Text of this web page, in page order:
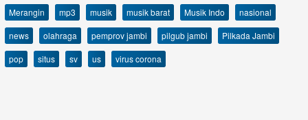
Merangin
mp3 musik musik barat Musik Indo
nasional
news
olahraga pemprov jambi pilgub jambi
Pilkada Jambi
pop
situs sv us virus corona